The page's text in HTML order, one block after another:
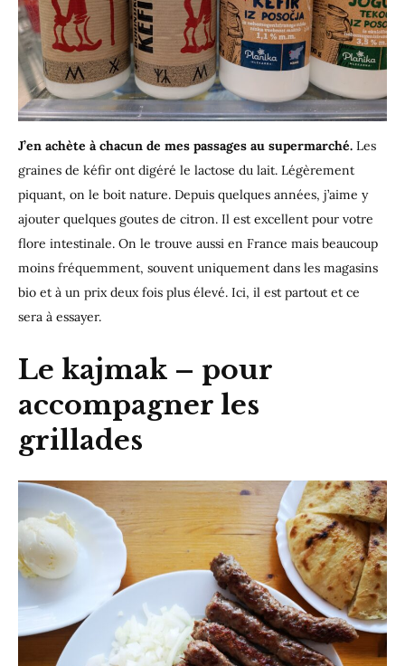
J’en achète à chacun de mes passages au supermarché. Les
graines de kéfir ont digéré le lactose du lait. Légèrement
piquant, on le boit nature. Depuis quelques années, j’aime y
ajouter quelques goutes de citron. Il est excellent pour votre
flore intestinale. On le trouve aussi en France mais beaucoup
moins fréquemment, souvent uniquement dans les magasins
bio et à un prix deux fois plus élevé. Ici, il est partout et ce
sera à essayer.
Le kajmak – pour
accompagner les
grillades